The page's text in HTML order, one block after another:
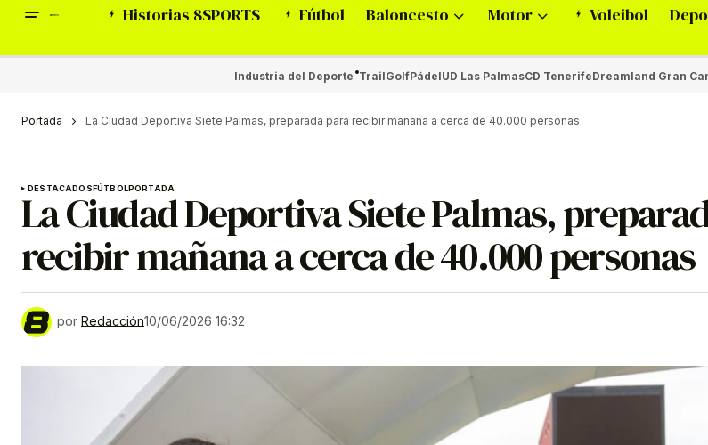
Historias 8SPORTS Fútbol Baloncesto Motor Voleibol
Industria del Deporte TrailGolfPádelUD Las PalmasCD TenerifeDreamland Gran
Portada La Ciudad Deportiva Siete Palmas, preparada para recibir mañana a cerca de 40.000 personas
DESTACADOSFÚTBOLPORTADA
La Ciudad Deportiva Siete Palmas,
recibir mañana a cerca de 40.000 personas
por Redacción10/06/2026 16:32